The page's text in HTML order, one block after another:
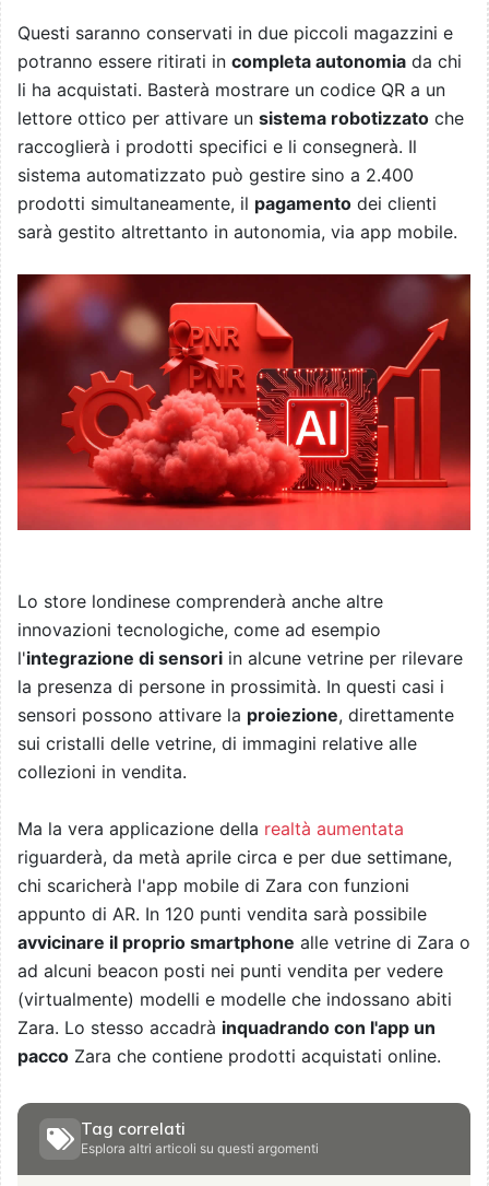
Questi saranno conservati in due piccoli magazzini e
potranno essere ritirati in completa autonomia da chi
li ha acquistati. Basterà mostrare un codice QR a un
lettore ottico per attivare un sistema robotizzato che
raccoglierà i prodotti specifici e li consegnerà. Il
sistema automatizzato può gestire sino a 2.400
prodotti simultaneamente, il pagamento dei clienti
sarà gestito altrettanto in autonomia, via app mobile.
Lo store londinese comprenderà anche altre
innovazioni tecnologiche, come ad esempio
l'integrazione di sensori in alcune vetrine per rilevare
la presenza di persone in prossimità. In questi casi i
sensori possono attivare la proiezione, direttamente
sui cristalli delle vetrine, di immagini relative alle
collezioni in vendita.
Ma la vera applicazione della realtà aumentata
riguarderà, da metà aprile circa e per due settimane,
chi scaricherà l'app mobile di Zara con funzioni
appunto di AR. In 120 punti vendita sarà possibile
avvicinare il proprio smartphone alle vetrine di Zara o
ad alcuni beacon posti nei punti vendita per vedere
(virtualmente) modelli e modelle che indossano abiti
Zara. Lo stesso accadrà inquadrando con l'app un
pacco Zara che contiene prodotti acquistati online.
Tag correlati
Esplora altri articoli su questi argomenti